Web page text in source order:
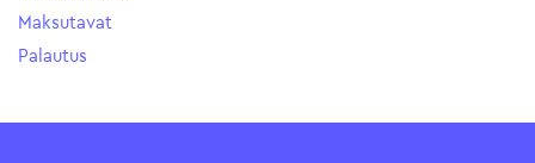
Maksutavat
Palautus